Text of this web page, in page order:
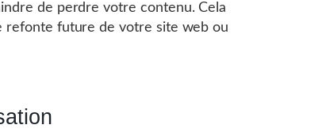
de perdre votre contenu. Cela
refonte future de votre site web ou